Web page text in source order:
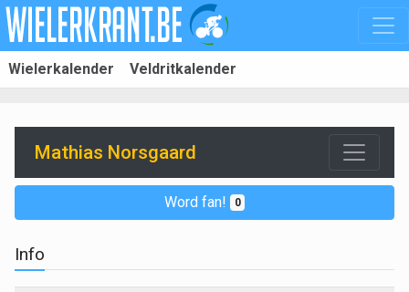
Wielerkalender Veldritkalender
Mathias Norsgaard
Word fan! 0
Info